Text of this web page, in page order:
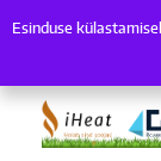
Esinduse
Esinduse